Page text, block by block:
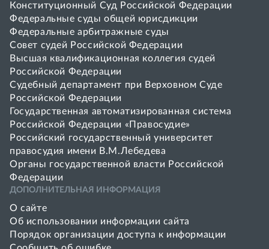
Конституционный Суд Российской Федерации
Федеральные суды общей юрисдикции
Федеральные арбитражные суды
Совет cудей Российской Федерации
Высшая квалификационная коллегия судей
Российской Федерации
Судебный департамент при Верховном Суде
Российской Федерации
Государственная автоматизированная система
Российской Федерации «Правосудие»
Pоссийский государственный университет
правосудия имени В.М.Лебедева
Органы государственной власти Российской
Федерации
ДОПОЛНИТЕЛЬНАЯ ИНФОРМАЦИЯ
О сайте
Об использовании информации сайта
Порядок организации доступа к информации